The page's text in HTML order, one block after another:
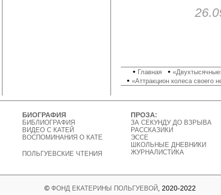
• Главная •
• «Аттракцион колеса своего
БИОГРАФИЯ
БИБЛИОГРАФИЯ
ВИДЕО C КАТЕЙ
ВОСПОМИНАНИЯ О КАТЕ
ПОЛЬГУЕВСКИЕ ЧТЕНИЯ
ПРОЗА:
ЗА СЕКУНДУ ДО ВЗРЫВА
РАССКАЗИКИ
ЭССЕ
ШКОЛЬНЫЕ ДНЕВНИКИ
ЖУРНАЛИСТИКА
© ФОНД ЕКАТЕРИНЫ ПОЛЬГУЕВОЙ , 2020-2022